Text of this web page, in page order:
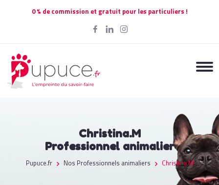
0 % de commission et gratuit pour les particuliers !
Christina.M
Professionnel animalier
Pupuce.fr Nos Professionnels animaliers Christina.M